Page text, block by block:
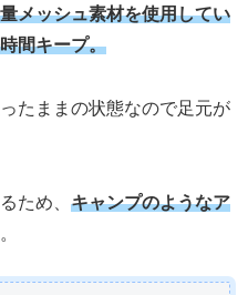
メッシュ素材を使用してい
間キープ。
たままの状態なので足元が
ため、 キャンプのようなア